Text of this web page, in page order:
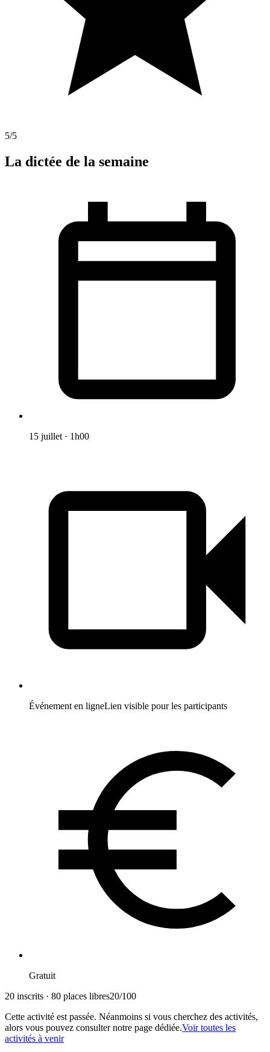
5/5
La dictée de la semaine
15 juillet · 1h00
Événement en ligneLien visible pour les participants
Gratuit
20 inscrits · 80 places libres20/100
Cette activité est passée. Néanmoins si vous cherchez des activités,
alors vous pouvez consulter notre page dédiée.Voir toutes les
activités à venir